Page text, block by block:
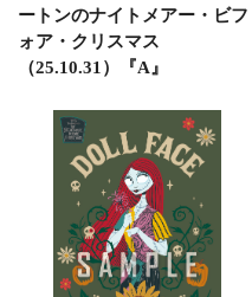
ートンのナイトメアー・ビフ
ォア・クリスマス
（25.10.31）『A』